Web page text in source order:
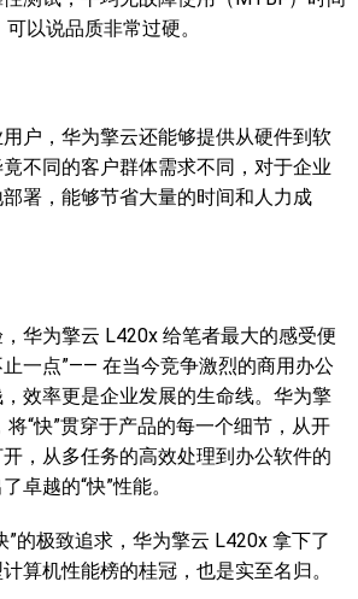
以说品质非常过硬。
户，华为擎云还能够提供从硬件到软
不同的客户群体需求不同，对于企业
署，能够节省大量的时间和人力成
华为擎云 L420x 给笔者最大的感受便
止一点”—— 在当今竞争激烈的商用办公
效率更是企业发展的生命线。华为擎
“快”贯穿于产品的每一个细节，从开
，从多任务的高效处理到办公软件的
卓越的“快”性能。
”的极致追求，华为擎云 L420x 拿下了
算机性能榜的桂冠，也是实至名归。